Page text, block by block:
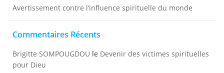
Avertissement contre l’influence spirituelle du monde
Commentaires Récents
Brigitte SOMPOUGDOU le Devenir des victimes spirituelles
pour Dieu